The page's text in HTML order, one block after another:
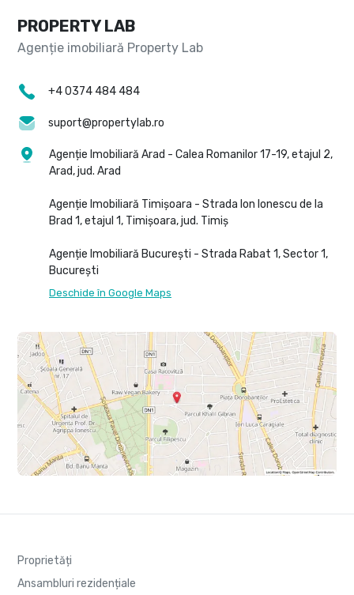
PROPERTY LAB
+4 0374 484 484
suport@propertylab.ro
Agenție Imobiliară Arad - Calea Romanilor 17-19, etajul 2,
Arad, jud. Arad
Agenție Imobiliară Timișoara - Strada Ion Ionescu de la
Brad 1, etajul 1, Timișoara, jud. Timiș
Agenție Imobiliară București - Strada Rabat 1, Sector 1,
București
Deschide în Google Maps
Proprietăți
Ansambluri rezidențiale